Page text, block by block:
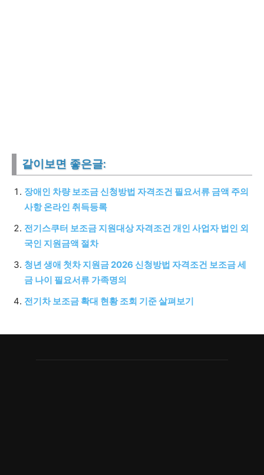
같이보면 좋은글:
장애인 차량 보조금 신청방법 자격조건 필요서류 금액 주의
사항 온라인 취득등록
전기스쿠터 보조금 지원대상 자격조건 개인 사업자 법인 외
국인 지원금액 절차
청년 생애 첫차 지원금 2026 신청방법 자격조건 보조금 세
금 나이 필요서류 가족명의
전기차 보조금 확대 현황 조회 기준 살펴보기